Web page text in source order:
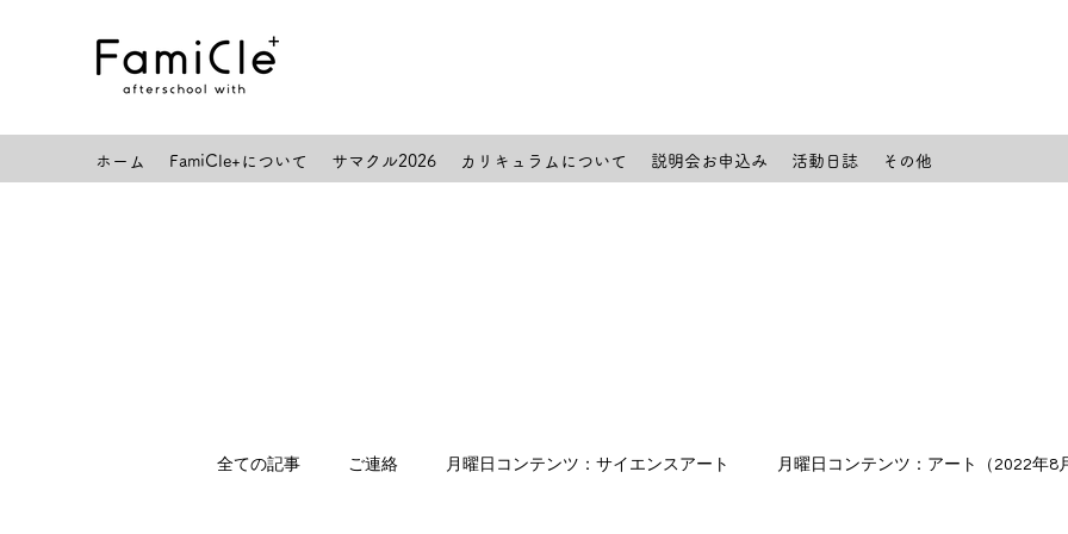
ホーム FamiCle+について サマクル2026 カリキュラムについて 説明会お申込み 活動日誌 その他
全ての記事 ご連絡 月曜日コンテンツ：サイエンスアート 月曜日コンテンツ：アート（2022年8